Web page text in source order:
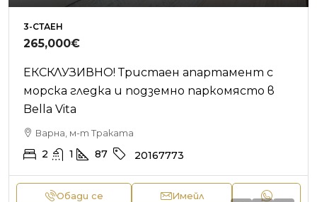
3-СТАЕН
265,000€
ЕКСКЛУЗИВНО! Тристаен апартамент с
морска гледка и подземно паркомясто в
Bella Vita
Варна, м-т Траката
2 1 87 20167773
Обади се Имейл